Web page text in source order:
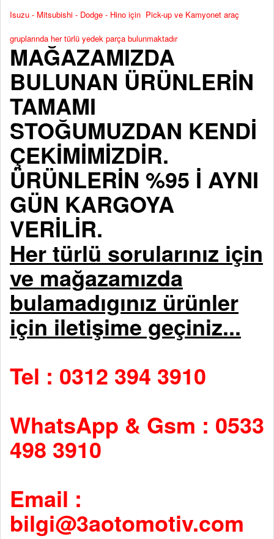
Isuzu - Mitsubishi - Dodge - Hino için Pick-up ve Kamyonet araç
gruplarında her türlü yedek parça bulunmaktadır
MAĞAZAMIZDA
BULUNAN ÜRÜNLERİN
TAMAMI
STOĞUMUZDAN KENDİ
ÇEKİMİMİZDİR.
ÜRÜNLERİN %95 İ AYNI
GÜN KARGOYA
VERİLİR.
Her türlü sorularınız için
ve mağazamızda
bulamadıgınız ürünler
için iletişime geçiniz...
Tel : 0312 394 3910
WhatsApp & Gsm : 0533
498 3910
Email :
bilgi@3aotomotiv.com